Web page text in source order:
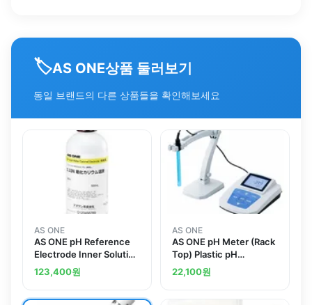
🏷️AS ONE상품 둘러보기
동일 브랜드의 다른 상품들을 확인해보세요
AS ONE
AS ONE pH Reference
Electrode Inner Solution
500 x 1and others
123,400원
AS ONE
AS ONE pH Meter (Rack
Top) Plastic pH
Electrodeand others
22,100원